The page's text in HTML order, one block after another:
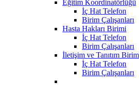
Eğitim Koordinatörlüğü
İç Hat Telefon
Birim Çalışanları
Hasta Hakları Birimi
İç Hat Telefon
Birim Çalışanları
İletişim ve Tanıtım
İç Hat Telefon
Birim Çalışanları